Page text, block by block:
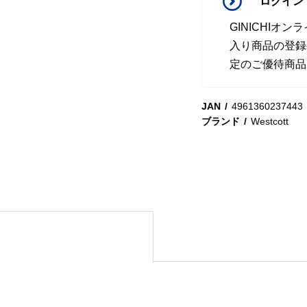
GINICHIオン
入り商品の登
定のご優待商
JAN
4961360237443
ブランド
Westcott